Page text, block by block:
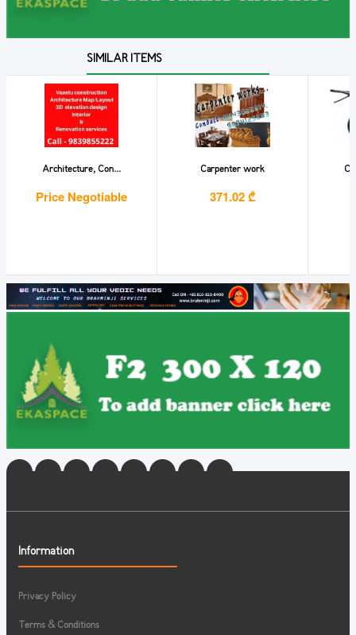
SIMILAR ITEMS
Architecture, Con...
Price Negotiable
Carpenter work
371.02 ₾
Information
Privacy Policy
Terms & Conditions